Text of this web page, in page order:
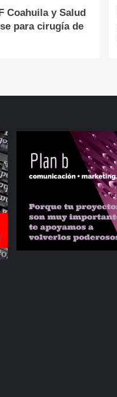
Coahuila y Salud
para cirugía de